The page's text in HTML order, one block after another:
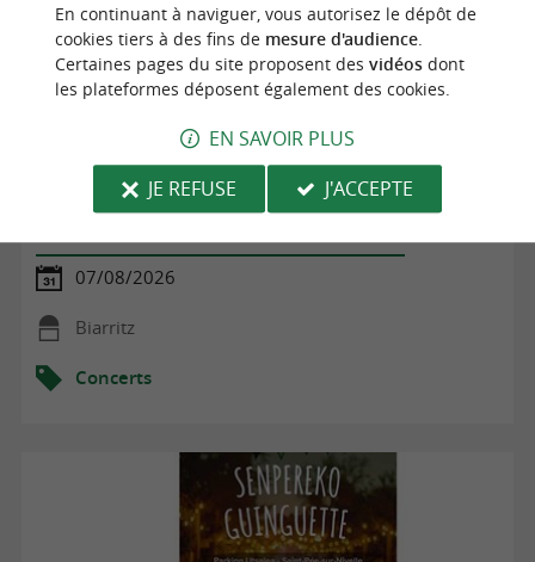
Les rendez-vous musicaux au Sofitel Biarritz le Miramar
07/08/2026
Biarritz
Concerts
En continuant à naviguer, vous autorisez le dépôt de
cookies tiers à des fins de mesure d'audience.
Certaines pages du site proposent des vidéosdont
les plateformes déposent également des cookies.
EN SAVOIR PLUS
JE REFUSE
J'ACCEPTE